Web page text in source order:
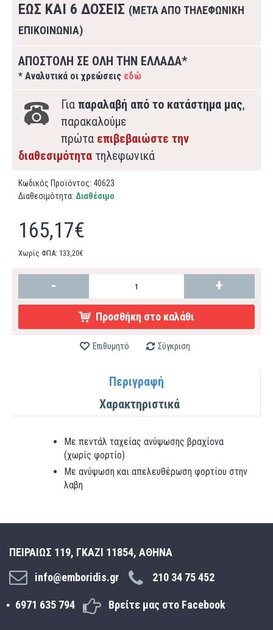
ΕΩΣ ΚΑΙ 6 ΔΟΣΕΙΣ (ΜΕΤΑ ΑΠΟ ΤΗΛΕΦΩΝΙΚΗ
ΕΠΙΚΟΙΝΩΝΙΑ)
ΑΠΟΣΤΟΛΗ ΣΕ ΟΛΗ ΤΗΝ ΕΛΛΑΔΑ*
* Αναλυτικά οι χρεώσεις εδώ
Για παραλαβή από το κατάστημα μας,
παρακαλούμε
πρώτα επιβεβαιώστε την
διαθεσιμότητα τηλεφωνικά
Κωδικός Προϊόντος: 40623
Διαθεσιμότητα: Διαθέσιμο
165,17€
Χωρίς ΦΠΑ: 133,20€
- +
Προσθήκη στο καλάθι
Επιθυμητό Σύγκριση
Περιγραφή
Χαρακτηριστικά
Με πεντάλ ταχείας ανύψωσης βραχίονα
(χωρίς φορτίο)
Με ανύψωση και απελευθέρωση φορτίου στην
λαβη
ΠΕΙΡΑΙΩΣ 119, ΓΚΑΖΙ 11854, ΑΘΗΝΑ
info@emboridis.gr
210 34 75 452
6971 635 794 Βρείτε μας στο Facebook